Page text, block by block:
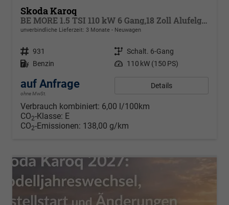
Skoda Karoq
BE MORE 1.5 TSI 110 kW 6 Gang,18 Zoll Alufelgen, Reserverad, Rückkamera, Kessy Full, PDC 4+H, Klimaautomatik, Licht & Sicht Paket, Metallfarbe, Heckspoiler, Sun Set, Ambiente Light, LED, 4 Jahre Garantie
unverbindliche Lieferzeit: 3 Monate Neuwagen
Fahrzeugnr. 931 Getriebe Schalt. 6-Gang
Kraftstoff Benzin Leistung 110 kW (150 PS)
auf Anfrage
ohne MwSt.
Details
Verbrauch kombiniert: 6,00 l/100km
CO2-Klasse: E
CO2-Emissionen: 138,00 g/km